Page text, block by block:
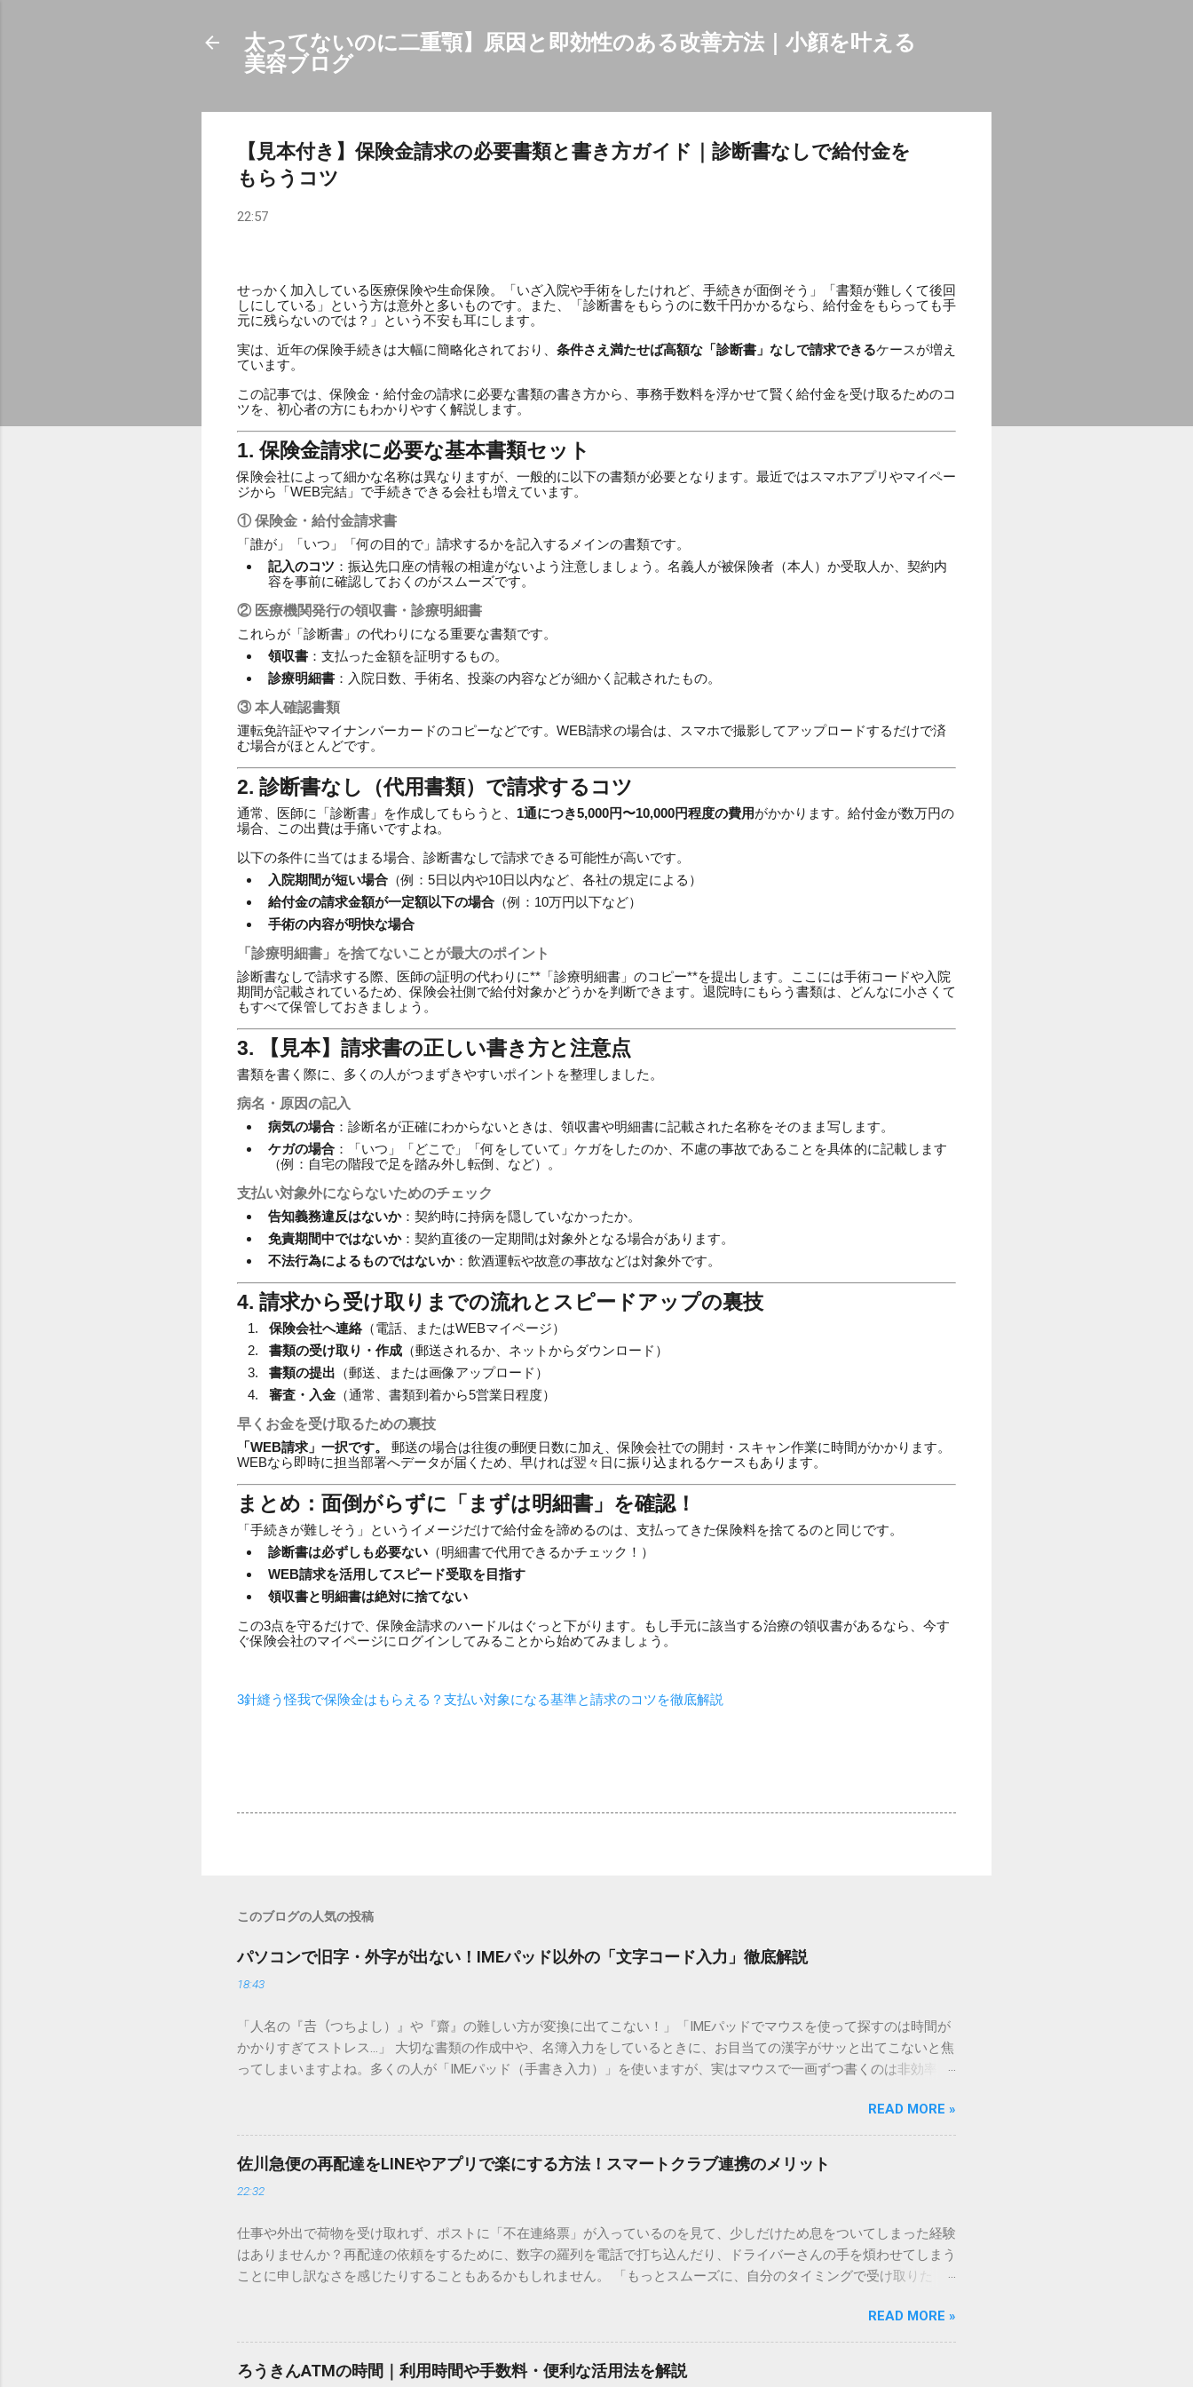
太ってないのに二重顎】原因と即効性のある改善方法｜小顔を叶える
美容ブログ
【見本付き】保険金請求の必要書類と書き方ガイド｜診断書なしで給付金を
もらうコツ
22:57
せっかく加入している医療保険や生命保険。「いざ入院や手術をしたけれど、手続きが面倒そう」「書類が難しくて後回
しにしている」という方は意外と多いものです。また、「診断書をもらうのに数千円かかるなら、給付金をもらっても手
元に残らないのでは？」という不安も耳にします。
実は、近年の保険手続きは大幅に簡略化されており、 条件さえ満たせば高額な「診断書」なしで請求できるケースが増え
ています。
この記事では、保険金・給付金の請求に必要な書類の書き方から、事務手数料を浮かせて賢く給付金を受け取るためのコ
ツを、初心者の方にもわかりやすく解説します。
1. 保険金請求に必要な基本書類セット
保険会社によって細かな名称は異なりますが、一般的に以下の書類が必要となります。最近ではスマホアプリやマイペー
ジから「WEB完結」で手続きできる会社も増えています。
① 保険金・給付金請求書
「誰が」「いつ」「何の目的で」請求するかを記入するメインの書類です。
記入のコツ ：振込先口座の情報の相違がないよう注意しましょう。名義人が被保険者（本人）か受取人か、契約内
容を事前に確認しておくのがスムーズです。
② 医療機関発行の領収書・診療明細書
これらが「診断書」の代わりになる重要な書類です。
領収書 ：支払った金額を証明するもの。
診療明細書 ：入院日数、手術名、投薬の内容などが細かく記載されたもの。
③ 本人確認書類
運転免許証やマイナンバーカードのコピーなどです。WEB請求の場合は、スマホで撮影してアップロードするだけで済
む場合がほとんどです。
2. 診断書なし（代用書類）で請求するコツ
通常、医師に「診断書」を作成してもらうと、 1通につき5,000円〜10,000円程度の費用がかかります。給付金が数万円の
場合、この出費は手痛いですよね。
以下の条件に当てはまる場合、診断書なしで請求できる可能性が高いです。
入院期間が短い場合 （例：5日以内や10日以内など、各社の規定による）
給付金の請求金額が一定額以下の場合 （例：10万円以下など）
手術の内容が明快な場合
「診療明細書」を捨てないことが最大のポイント
診断書なしで請求する際、医師の証明の代わりに**「診療明細書」のコピー**を提出します。ここには手術コードや入院
期間が記載されているため、保険会社側で給付対象かどうかを判断できます。退院時にもらう書類は、どんなに小さくて
もすべて保管しておきましょう。
3. 【見本】請求書の正しい書き方と注意点
書類を書く際に、多くの人がつまずきやすいポイントを整理しました。
病名・原因の記入
病気の場合 ：診断名が正確にわからないときは、領収書や明細書に記載された名称をそのまま写します。
ケガの場合 ：「いつ」「どこで」「何をしていて」ケガをしたのか、不慮の事故であることを具体的に記載します
（例：自宅の階段で足を踏み外し転倒、など）。
支払い対象外にならないためのチェック
告知義務違反はないか：契約時に持病を隠していなかったか。
免責期間中ではないか：契約直後の一定期間は対象外となる場合があります。
不法行為によるものではないか：飲酒運転や故意の事故などは対象外です。
4. 請求から受け取りまでの流れとスピードアップの裏技
保険会社へ連絡（電話、またはWEBマイページ）
書類の受け取り・作成 （郵送されるか、ネットからダウンロード）
書類の提出 （郵送、または画像アップロード）
審査・入金 （通常、書類到着から5営業日程度）
早くお金を受け取るための裏技
「WEB請求」一択です。
郵送の場合は往復の郵便日数に加え、保険会社での開封・スキャン作業に時間がかかります。
WEBなら即時に担当部署へデータが届くため、早ければ翌々日に振り込まれるケースもあります。
まとめ：面倒がらずに「まずは明細書」を確認！
「手続きが難しそう」というイメージだけで給付金を諦めるのは、支払ってきた保険料を捨てるのと同じです。
診断書は必ずしも必要ない （明細書で代用できるかチェック！）
WEB請求を活用してスピード受取を目指す
領収書と明細書は絶対に捨てない
この3点を守るだけで、保険金請求のハードルはぐっと下がります。もし手元に該当する治療の領収書があるなら、今す
ぐ保険会社のマイページにログインしてみることから始めてみましょう。
3針縫う怪我で保険金はもらえる？支払い対象になる基準と請求のコツを徹底解説
このブログの人気の投稿
パソコンで旧字・外字が出ない！IMEパッド以外の「文字コード入力」徹底解説
18:43
「人名の『𠮷（つちよし）』や『齋』の難しい方が変換に出てこない！」「IMEパッドでマウスを使って探すのは時間が
かかりすぎてストレス…」 大切な書類の作成中や、名簿入力をしているときに、お目当ての漢字がサッと出てこないと焦
ってしまいますよね。多くの人が「IMEパッド（手書き入力）」を使いますが、実はマウスで一画ずつ書くのは非効率で
ードを打ち込むだけで一瞬で旧字や外字、特殊記号を呼び出す「文字コード入力」のテクニックを詳しく解説します。
この方法をマスターすれば、もう難しい漢字の入力で手を止める必要はありません。 1. なぜ「変換」しても旧字・外字
が出てこないのか？ そもそも、なぜ普通の変換で出てこない漢字があるのでしょうか。その理由は、パソコンが文字を
認識する仕組みにあります。 日本のパソコンで一般的に使われる漢字は、JIS規格（日本産業規格）によって「第1水
準」「第2水準」といった形で整理されています。しかし、人名や地名に使われる非常に古い漢字（旧字）や、特定の組
「Unicode（ユニコード）」や「JISコード」といった 文字コード です。パソコン上のすべての文字には、いわば「住
所」のような番号が割り振られています。変換候補に出ない文字でも、この住所（コード）を直接指定すれば、確実に呼
び出すことができるのです。 2. Windows標準機能！文字コードで漢字を出す「16進数入力」 最も汎用性が高く、特別な
できます。 具体的な手順（Unicode入力） 入力したい文字の「Unicode（例：20BB7）」を把握する。 入力モードを「半
角」にする（※重要）。 **「20BB7」**と入力する。 直後にキーボードの**[Alt]キーを押しながら[X]キー**を押す。 入
力した数字が、一瞬で対応する漢字（例：𠮷）に変換されます。 注記： この方法は、特にMicrosoft Wordで非常に強力
READ MORE »
佐川急便の再配達をLINEやアプリで楽にする方法！スマートクラブ連携のメリット
22:32
仕事や外出で荷物を受け取れず、ポストに「不在連絡票」が入っているのを見て、少しだけため息をついてしまった経験
はありませんか？再配達の依頼をするために、数字の羅列を電話で打ち込んだり、ドライバーさんの手を煩わせてしまう
ことに申し訳なさを感じたりすることもあるかもしれません。 「もっとスムーズに、自分のタイミングで受け取りた
ビス「スマートクラブ」と、LINEや公式アプリの連携です。これらを活用するだけで、再配達のストレスは驚くほど軽く
なります。この記事では、忙しい毎日をサポートする便利な受け取り術と、連携による具体的なメリットを徹底解説しま
す。 佐川急便の再配達が劇的に変わる「スマートクラブ」とは？ まず押さえておきたいのが、佐川急便の個人向け無料
会員サービス「スマートクラブ」です。これは、荷物の配送状況をリアルタイムで管理するための基盤となるサービスで
READ MORE »
ろうきんATMの時間｜利用時間や手数料・便利な活用法を解説